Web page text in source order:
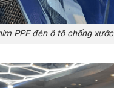
PPF đèn ô tô chống xước